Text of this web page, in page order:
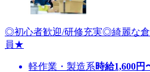
◎初心者歓迎/研修充実◎綺麗な
員★
軽作業・製造系時給1,600円